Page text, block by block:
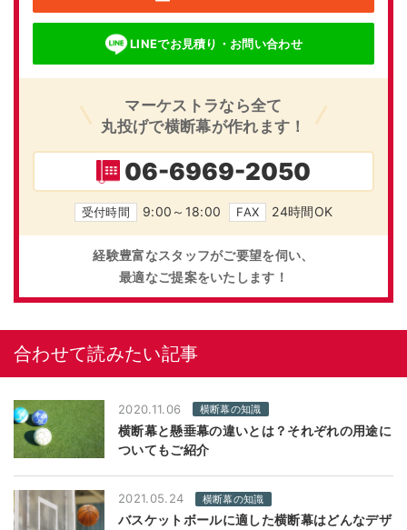
LINEでお見積り・お問い合わせ
マーケストラなら全て
丸投げで横断幕が作れます！
06-6969-2050
受付時間 9:00～18:00 FAX 24時間OK
経験豊富なスタッフがご要望を伺い、
最適なご提案をいたします！
合わせて読みたい記事
2020.11.06 横断幕の知識
横断幕と懸垂幕の違いとは？それぞれの用途に
ついてもご紹介
2021.05.24 横断幕の知識
バスケットボールに適した横断幕はどんなデザ